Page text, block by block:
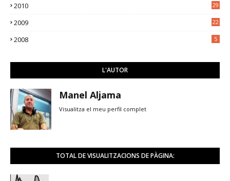
2010 29
2009 22
2008 5
L'AUTOR
Manel Aljama
Visualitza el meu perfil complet
TOTAL DE VISUALITZACIONS DE PÀGINA: